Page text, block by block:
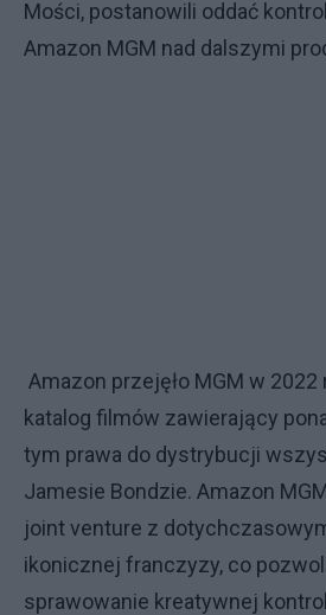
Mości, postanowili oddać
Amazon MGM nad dalszymi
Amazon przejęło MGM w 2022
katalog filmów zawierający
tym prawa do dystrybucji
Jamesie Bondzie. Amazon
joint venture z
ikonicznej franczyzy, co
sprawowanie kreatywnej